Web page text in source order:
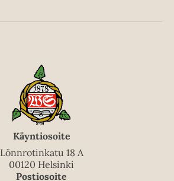
Käyntiosoite
Lönnrotinkatu 18 A
00120 Helsinki
Postiosoite